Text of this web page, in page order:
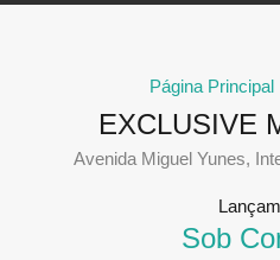
Página Principal
EXCLUSIVE
Avenida Miguel Yunes,
Sob